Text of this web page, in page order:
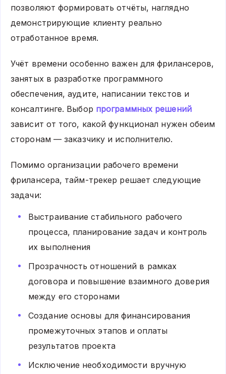
позволяют формировать отчёты, наглядно
демонстрирующие клиенту реально
отработанное время.
Учёт времени особенно важен для фрилансеров,
занятых в разработке программного
обеспечения, аудите, написании текстов и
консалтинге. Выбор программных решений
зависит от того, какой функционал нужен обеим
сторонам — заказчику и исполнителю.
Помимо организации рабочего времени
фрилансера, тайм-трекер решает следующие
задачи:
Выстраивание стабильного рабочего
процесса, планирование задач и контроль
их выполнения
Прозрачность отношений в рамках
договора и повышение взаимного доверия
между его сторонами
Создание основы для финансирования
промежуточных этапов и оплаты
результатов проекта
Исключение необходимости вручную